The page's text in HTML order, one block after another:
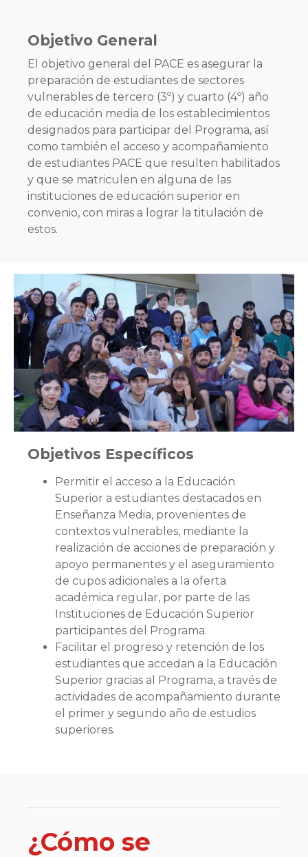
Objetivo General
El objetivo general del PACE es asegurar la
preparación de estudiantes de sectores
vulnerables de tercero (3º) y cuarto (4º) año
de educación media de los establecimientos
designados para participar del Programa, así
como también el acceso y acompañamiento
de estudiantes PACE que resulten habilitados
y que se matriculen en alguna de las
instituciones de educación superior en
convenio, con miras a lograr la titulación de
estos.
Objetivos Específicos
Permitir el acceso a la Educación
Superior a estudiantes destacados en
Enseñanza Media, provenientes de
contextos vulnerables, mediante la
realización de acciones de preparación y
apoyo permanentes y el aseguramiento
de cupos adicionales a la oferta
académica regular, por parte de las
Instituciones de Educación Superior
participantes del Programa.
Facilitar el progreso y retención de los
estudiantes que accedan a la Educación
Superior gracias al Programa, a través de
actividades de acompañamiento durante
el primer y segundo año de estudios
superiores.
¿Cómo se